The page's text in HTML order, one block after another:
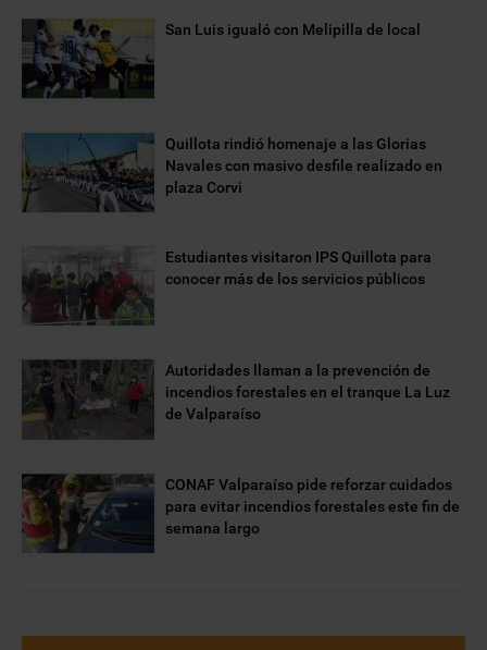
San Luis igualó con Melipilla de local
Quillota rindió homenaje a las Glorias
Navales con masivo desfile realizado en
plaza Corvi
Estudiantes visitaron IPS Quillota para
conocer más de los servicios públicos
Autoridades llaman a la prevención de
incendios forestales en el tranque La Luz
de Valparaíso
CONAF Valparaíso pide reforzar cuidados
para evitar incendios forestales este fin de
semana largo